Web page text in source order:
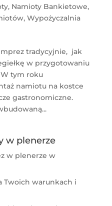
, Namioty Bankietowe,
, Wypożyczalnia
tradycyjnie, jak
w przygotowaniu
tym roku
namiotu na kostce
gastronomiczne.
w plenerze
w plenerze w
Twoich warunkach i